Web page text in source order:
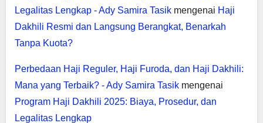
Legalitas Lengkap - Ady Samira Tasikmengenai Haji
Dakhili Resmi dan Langsung Berangkat, Benarkah
Tanpa Kuota?
Perbedaan Haji Reguler, Haji Furoda, dan Haji Dakhili:
Mana yang Terbaik? - Ady Samira Tasikmengenai
Program Haji Dakhili 2025: Biaya, Prosedur, dan
Legalitas Lengkap